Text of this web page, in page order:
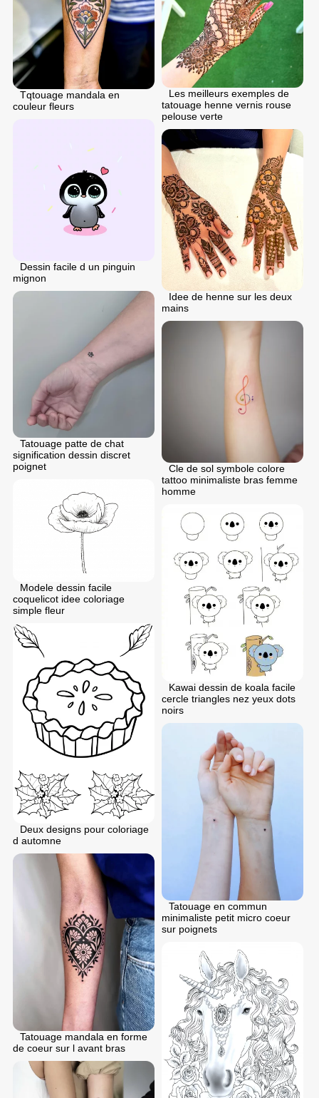
Tqtouage mandala en
couleur fleurs
Les meilleurs exemples de
tatouage henne vernis rouse
pelouse verte
Dessin facile d un pinguin
mignon
Idee de henne sur les deux
mains
Tatouage patte de chat
signification dessin discret
poignet
Cle de sol symbole colore
tattoo minimaliste bras femme
homme
Modele dessin facile
coquelicot idee coloriage
simple fleur
Kawai dessin de koala facile
cercle triangles nez yeux dots
noirs
Deux designs pour coloriage
d automne
Tatouage en commun
minimaliste petit micro coeur
sur poignets
Tatouage mandala en forme
de coeur sur l avant bras